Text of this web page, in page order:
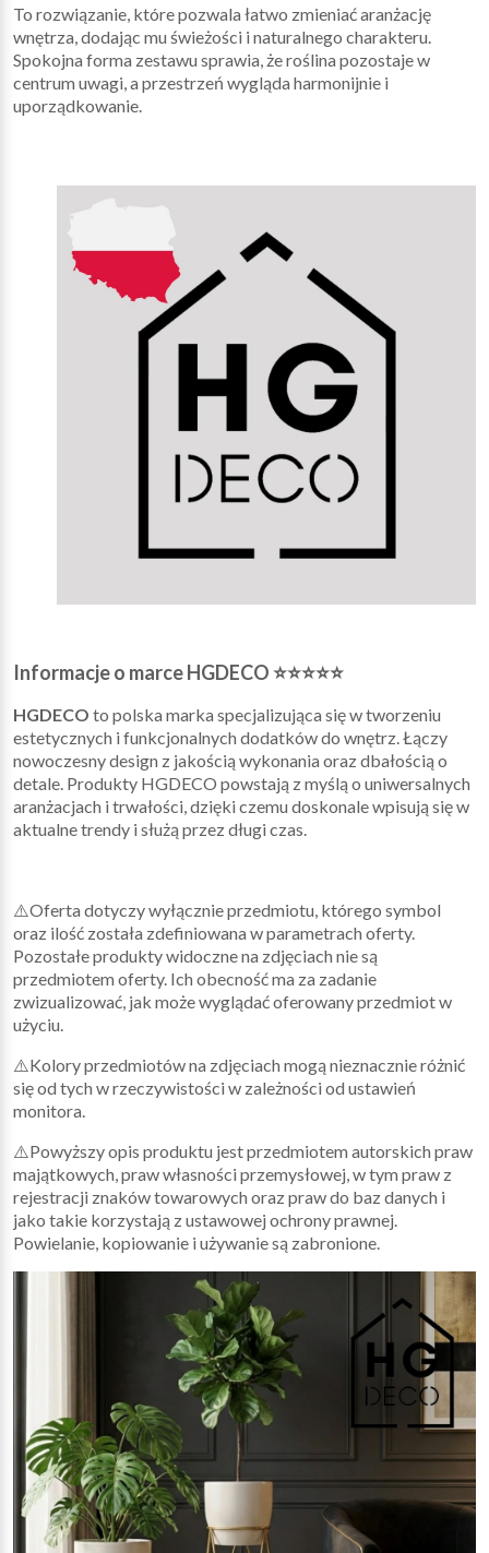
To rozwiązanie, które pozwala łatwo zmieniać aranżację
wnętrza, dodając mu świeżości i naturalnego charakteru.
Spokojna forma zestawu sprawia, że roślina pozostaje w
centrum uwagi, a przestrzeń wygląda harmonijnie i
uporządkowanie.
Informacje o marce HGDECO ⭐⭐⭐⭐⭐
HGDECO to polska marka specjalizująca się w tworzeniu
estetycznych i funkcjonalnych dodatków do wnętrz. Łączy
nowoczesny design z jakością wykonania oraz dbałością o
detale. Produkty HGDECO powstają z myślą o uniwersalnych
aranżacjach i trwałości, dzięki czemu doskonale wpisują się w
aktualne trendy i służą przez długi czas.
⚠️Oferta dotyczy wyłącznie przedmiotu, którego symbol
oraz ilość została zdefiniowana w parametrach oferty.
Pozostałe produkty widoczne na zdjęciach nie są
przedmiotem oferty. Ich obecność ma za zadanie
zwizualizować, jak może wyglądać oferowany przedmiot w
użyciu.
⚠️Kolory przedmiotów na zdjęciach mogą nieznacznie różnić
się od tych w rzeczywistości w zależności od ustawień
monitora.
⚠️Powyższy opis produktu jest przedmiotem autorskich praw
majątkowych, praw własności przemysłowej, w tym praw z
rejestracji znaków towarowych oraz praw do baz danych i
jako takie korzystają z ustawowej ochrony prawnej.
Powielanie, kopiowanie i używanie są zabronione.